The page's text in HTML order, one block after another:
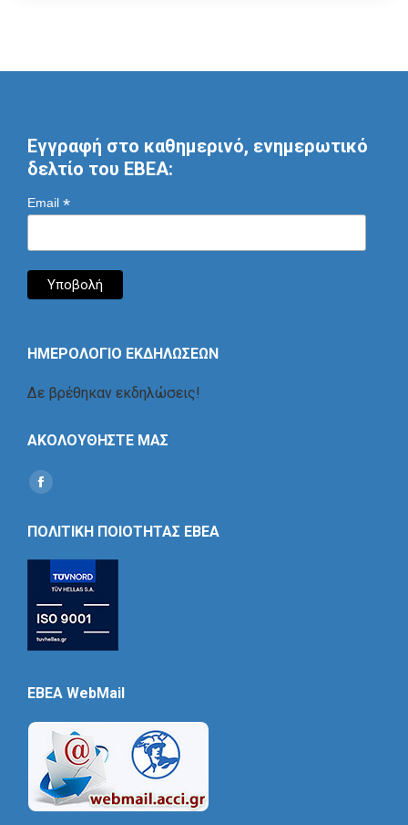
Εγγραφή στο καθημερινό, ενημερωτικό
δελτίο του ΕΒΕΑ:
Email *
ΗΜΕΡΟΛΟΓΙΟ ΕΚΔΗΛΩΣΕΩΝ
Δε βρέθηκαν εκδηλώσεις!
ΑΚΟΛΟΥΘΗΣΤΕ ΜΑΣ
Find us on:
Social
ΠΟΛΙΤΙΚΗ ΠΟΙΟΤΗΤΑΣ ΕΒΕΑ
EBEA WebMail